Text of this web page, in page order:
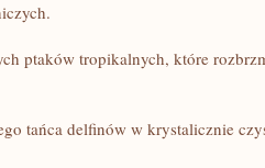
ptaków tropikalnych, które
tańca delfinów w krystalicznie